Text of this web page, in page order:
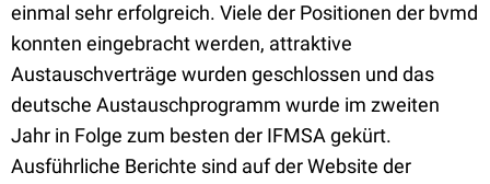
einmal sehr erfolgreich. Viele der Positionen der bvmd
konnten eingebracht werden, attraktive
Austauschverträge wurden geschlossen und das
deutsche Austauschprogramm wurde im zweiten
Jahr in Folge zum besten der IFMSA gekürt.
Ausführliche Berichte sind auf der Website der